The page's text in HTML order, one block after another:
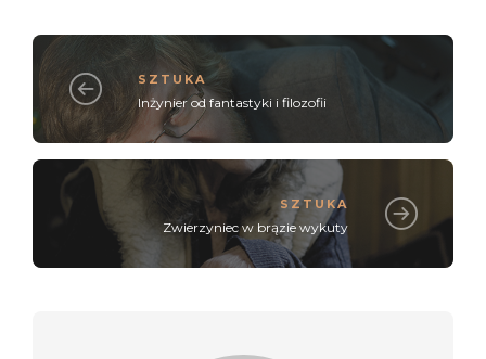
SZTUKA
Inżynier od fantastyki i filozofii
SZTUKA
Zwierzyniec w brązie wykuty